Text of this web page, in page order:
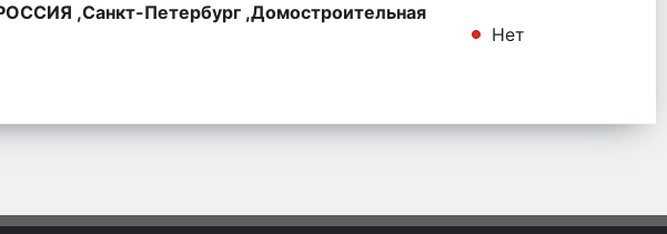
,Санкт-Петербург ,Домостроительная
Нет